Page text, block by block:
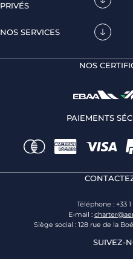
PRIVÉS
NOS SERVICES
NOS
PAIEMENTS
Téléphone : +33
E-mail :
Siège social : 128 rue de la
SUIVEZ-